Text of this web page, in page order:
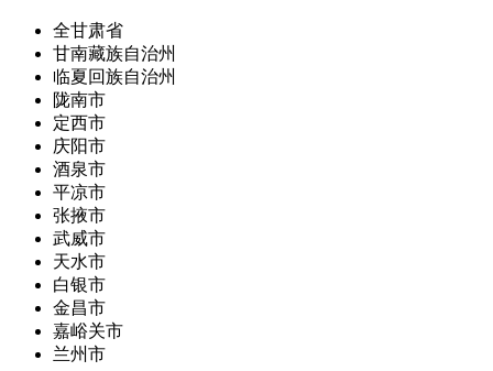
全甘肃省
甘南藏族自治州
临夏回族自治州
陇南市
定西市
庆阳市
酒泉市
平凉市
张掖市
武威市
天水市
白银市
金昌市
嘉峪关市
兰州市